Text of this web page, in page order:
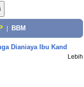
BBM
Dianiaya Ibu Kand
Lebih